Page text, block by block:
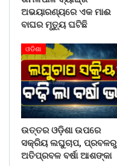
ଅଭୟାରଣ୍ୟରେ ଏକ ମାଈ
ବାଘର ମୃତ୍ୟୁ ଘଟିଛି
ଓଡିଶା
ଉତ୍ତର ଓଡ଼ିଶା ଉପରେ
ସକ୍ରିୟ ଲଘୁଚାପ, ପ୍ରବଳରୁ
ଅତିପ୍ରବଳ ବର୍ଷା ଆଶଙ୍କା